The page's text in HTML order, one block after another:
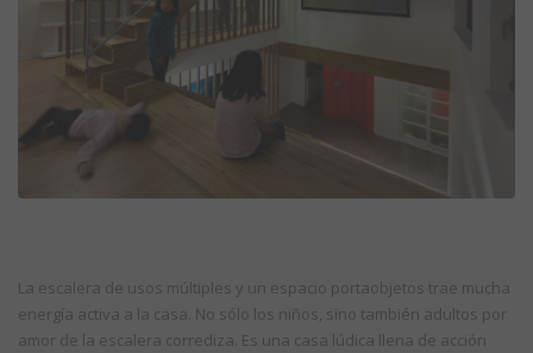
La escalera de usos múltiples y un espacio portaobjetos trae mucha
energía activa a la casa. No sólo los niños, sino también adultos por
amor de la escalera corrediza. Es una casa lúdica llena de acción